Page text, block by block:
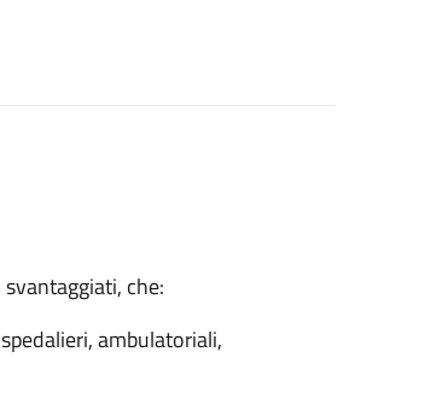
che:
ambulatoriali,